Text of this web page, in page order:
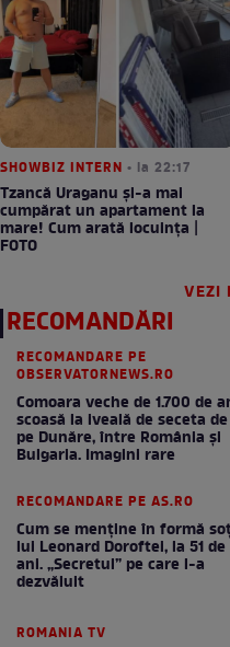
SHOWBIZ INTERN • la 22:17
Tzancă Uraganu și-a mai
cumpărat un apartament la
mare! Cum arată locuința |
FOTO
VEZI
RECOMANDĂRI
RECOMANDARE PE
OBSERVATORNEWS.RO
Comoara veche de 1.700 de
scoasă la iveală de seceta de
pe Dunăre, între România şi
Bulgaria. Imagini rare
RECOMANDARE PE AS.RO
Cum se menţine în formă
lui Leonard Doroftei, la 51 de
ani. „Secretul” pe care l-a
dezvăluit
ROMANIA TV